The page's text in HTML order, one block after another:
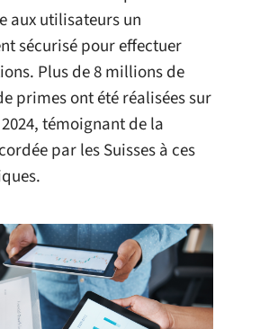
aux utilisateurs un
sécurisé pour effectuer
Plus de 8 millions de
primes ont été réalisées sur
témoignant de la
par les Suisses à ces